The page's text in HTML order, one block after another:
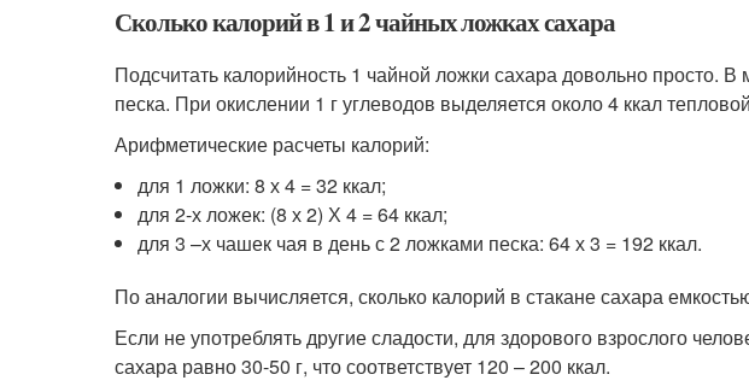
Сколько калорий в 1 и 2 чайных ложках сахара
Подсчитать калорийность 1 чайной ложки сахара довольно просто.
песка. При окислении 1 г углеводов выделяется около 4 ккал
Арифметические расчеты калорий:
для 1 ложки: 8 х 4 = 32 ккал;
для 2-х ложек: (8 х 2) Х 4 = 64 ккал;
для 3 –х чашек чая в день с 2 ложками песка: 64 х 3 = 192 ккал.
По аналогии вычисляется, сколько калорий в стакане сахара
Если не употреблять другие сладости, для здорового взрослого
сахара равно 30-50 г, что соответствует 120 – 200 ккал.